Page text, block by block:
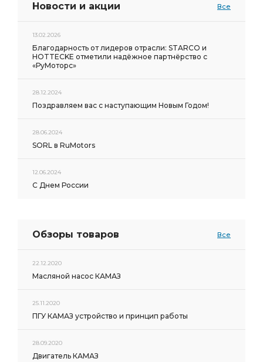
Новости и акции Все
13.02.2026
Благодарность от лидеров отрасли: STARCO и
HOTTECKE отметили надёжное партнёрство с
«РуМоторс»
28.12.2024
Поздравляем вас с наступающим Новым Годом!
28.06.2024
SORL в RuMotors
12.06.2024
С Днем России
Обзоры товаров Все
22.12.2020
Масляной насос КАМАЗ
25.11.2020
ПГУ КАМАЗ устройство и принцип работы
28.09.2020
Двигатель КАМАЗ